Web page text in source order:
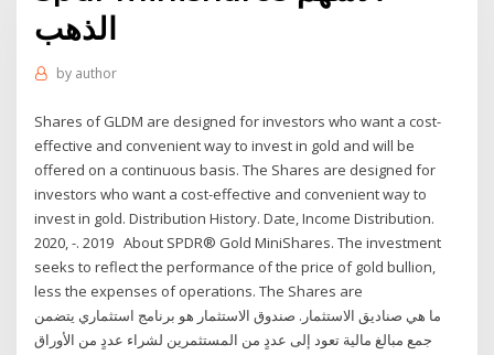
الذهب
by author
Shares of GLDM are designed for investors who want a cost-
effective and convenient way to invest in gold and will be
offered on a continuous basis. The Shares are designed for
investors who want a cost-effective and convenient way to
invest in gold. Distribution History. Date, Income Distribution.
2020, -. 2019 About SPDR® Gold MiniShares. The investment
seeks to reflect the performance of the price of gold bullion,
less the expenses of operations. The Shares are
ما هي صناديق الاستثمار. صندوق الاستثمار هو برنامج استثماري يتضمن
جمع مبالغ مالية تعود إلى عددٍ من المستثمرين لشراء عددٍ من الأوراق